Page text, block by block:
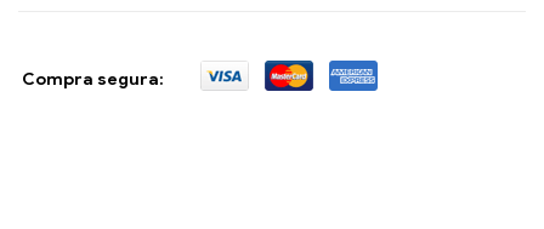
Compra segura: